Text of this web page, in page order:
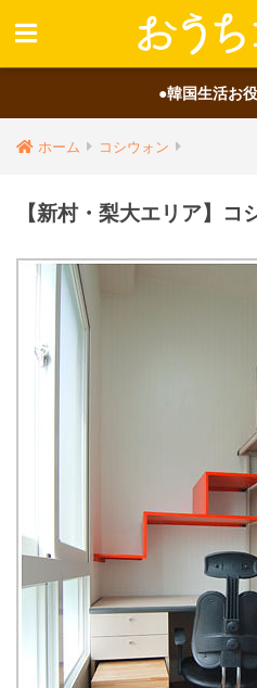
●韓国生活お
ホーム コシウォン
【新村・梨大エリア】コ